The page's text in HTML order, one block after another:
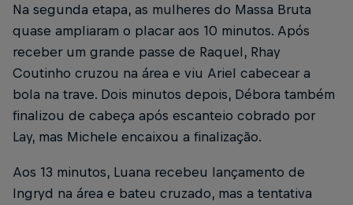
Na segunda etapa, as mulheres do Massa Bruta
quase ampliaram o placar aos 10 minutos. Após
receber um grande passe de Raquel, Rhay
Coutinho cruzou na área e viu Ariel cabecear a
bola na trave. Dois minutos depois, Débora também
finalizou de cabeça após escanteio cobrado por
Lay, mas Michele encaixou a finalização.
Aos 13 minutos, Luana recebeu lançamento de
Ingryd na área e bateu cruzado, mas a tentativa